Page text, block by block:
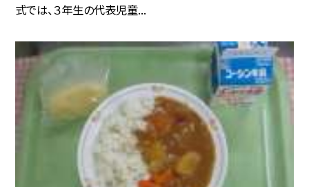
式では、３年生の代表児童...